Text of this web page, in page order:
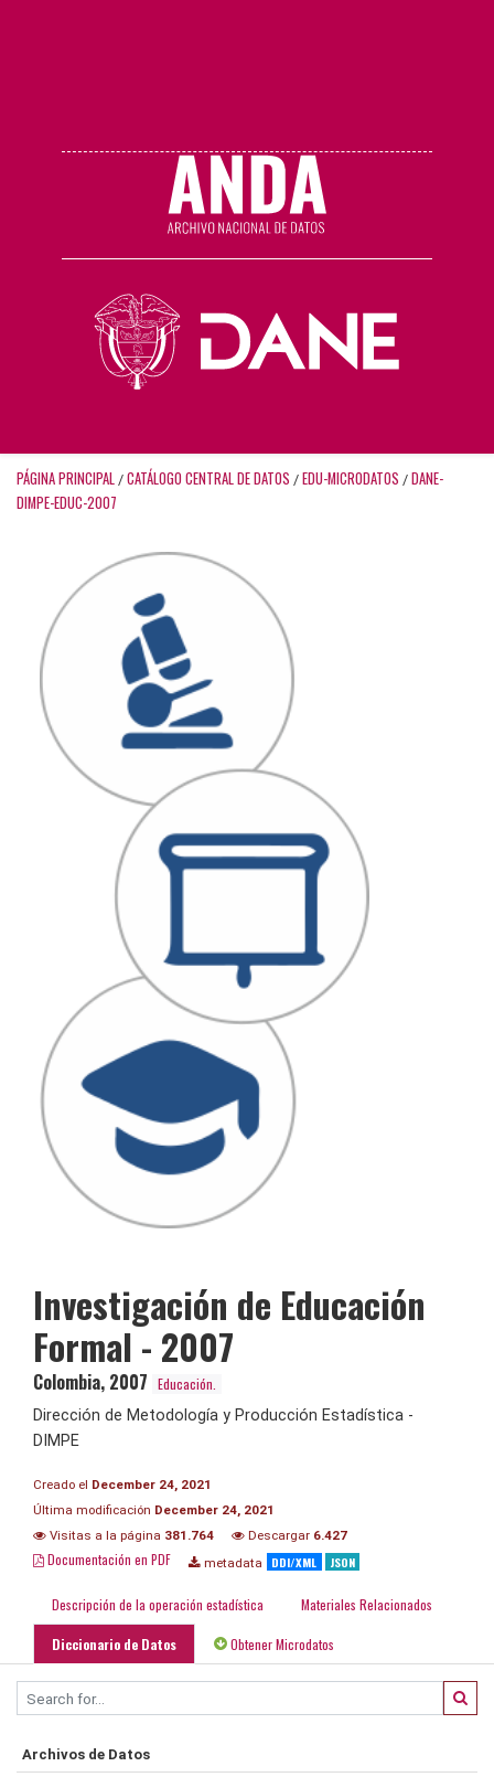
PÁGINA PRINCIPAL / CATÁLOGO CENTRAL DE DATOS / EDU-MICRODATOS / DANE-
DIMPE-EDUC-2007
Investigación de Educación
Formal - 2007
Colombia, 2007 Educación.
Dirección de Metodología y Producción Estadística -
DIMPE
Creado el December 24, 2021
Última modificación December 24, 2021
Visitas a la página 381.764 Descargar 6.427
Documentación en PDF metadata DDI/XML JSON
Descripción de la operación estadística Materiales Relacionados
Diccionario de Datos Obtener Microdatos
Archivos de Datos